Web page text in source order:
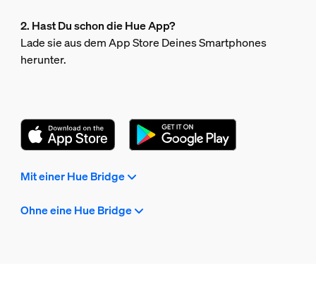
2. Hast Du schon die Hue App?
Lade sie aus dem App Store Deines Smartphones
herunter.
Mit einer Hue Bridge
Ohne eine Hue Bridge